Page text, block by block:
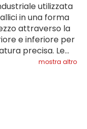
utilizzata
in una forma
attraverso la
e inferiore per
precisa. Le
suddivise in
a seconda
piegatrici sono
inclusi ma
industria
mostra altro